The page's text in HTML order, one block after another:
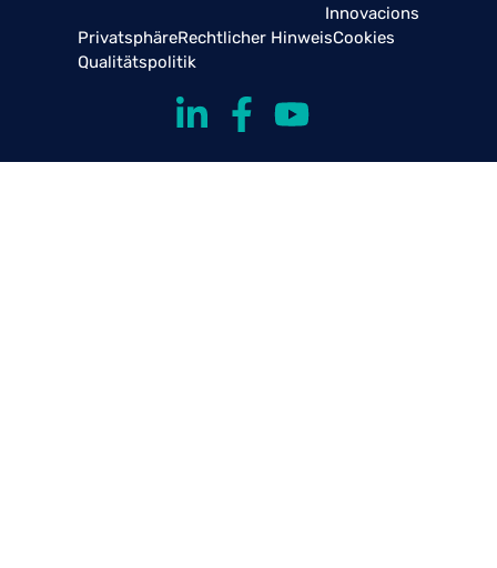
Innovacions
PrivatsphäreRechtlicher HinweisCookies
Qualitätspolitik